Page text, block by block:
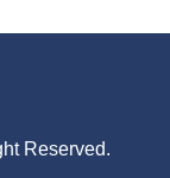
Reserved.